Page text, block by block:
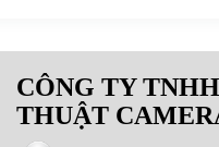
CÔNG TY
THUẬT